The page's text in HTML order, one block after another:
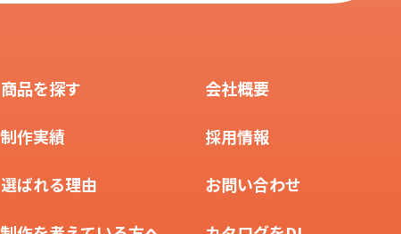
商品を探す
制作実績
選ばれる理由
会社概要
採用情報
お問い合わせ